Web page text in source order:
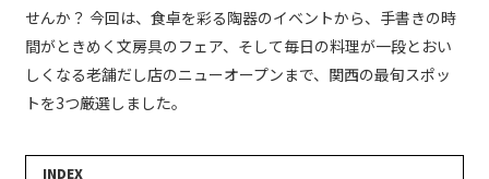
せんか？ 今回は、食卓を彩る陶器のイベントから、手書きの時
間がときめく文房具のフェア、そして毎日の料理が一段とおい
しくなる老舗だし店のニューオープンまで、関西の最旬スポッ
トを3つ厳選しました。